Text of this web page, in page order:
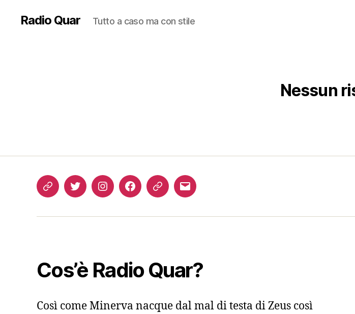
Radio Quar Tutto a caso ma con stile
Nessun
Come TwitterInstagram
FB PodcastEmail
Cos’è Radio Quar?
Così come Minerva nacque dal mal di testa di Zeus così